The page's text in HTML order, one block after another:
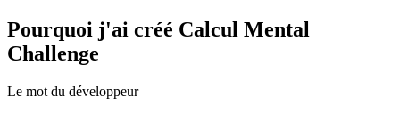
Pourquoi j'ai créé Calcul Mental
Challenge
Le mot du développeur